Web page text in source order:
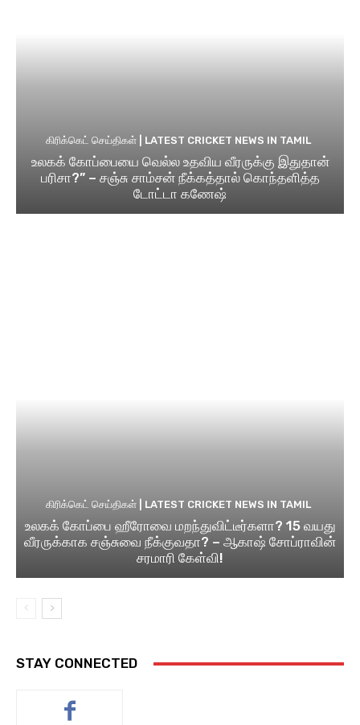
கிரிக்கெட் செய்திகள் | LATEST CRICKET NEWS IN TAMIL
உலகக் கோப்பையை வெல்ல உதவிய வீரருக்கு இதுதான்
பரிசா?” – சஞ்சு சாம்சன் நீக்கத்தால் கொந்தளித்த
டோட்டா கணேஷ்
கிரிக்கெட் செய்திகள் | LATEST CRICKET NEWS IN TAMIL
உலகக் கோப்பை ஹீரோவை மறந்துவிட்டீர்களா? 15 வயது
வீரருக்காக சஞ்சுவை நீக்குவதா? – ஆகாஷ் சோப்ராவின்
சரமாரி கேள்வி!
STAY CONNECTED